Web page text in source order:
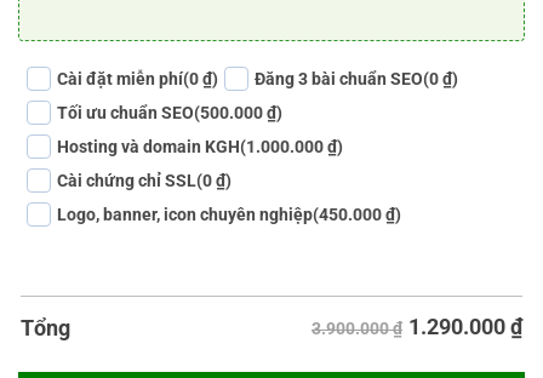
Cài đặt miễn phí(0 ₫) Đăng 3 bài chuẩn SEO(0 ₫)
Tối ưu chuẩn SEO(500.000 ₫)
Hosting và domain KGH(1.000.000 ₫)
Cài chứng chỉ SSL(0 ₫)
Logo, banner, icon chuyên nghiệp(450.000 ₫)
Tổng 3.900.000 ₫ 1.290.000₫